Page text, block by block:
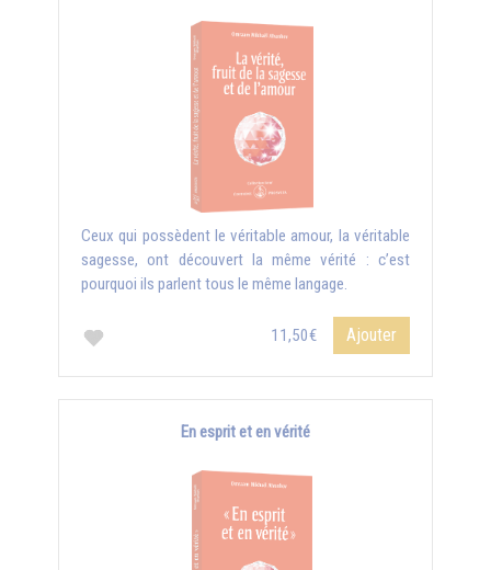
Ceux qui possèdent le véritable amour, la véritable
sagesse, ont découvert la même vérité : c’est
pourquoi ils parlent tous le même langage.
11,50€ Ajouter
En esprit et en vérité